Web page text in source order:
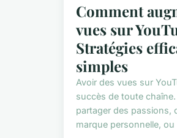
Comment
vues sur
Stratégies
simples
Avoir des vues sur
succès de toute
partager des passions,
marque personnelle, ou